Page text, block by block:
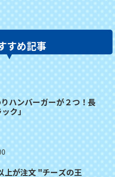
すめ記事
ハンバーガーが２つ！長
ク」
上が注文 "チーズの王